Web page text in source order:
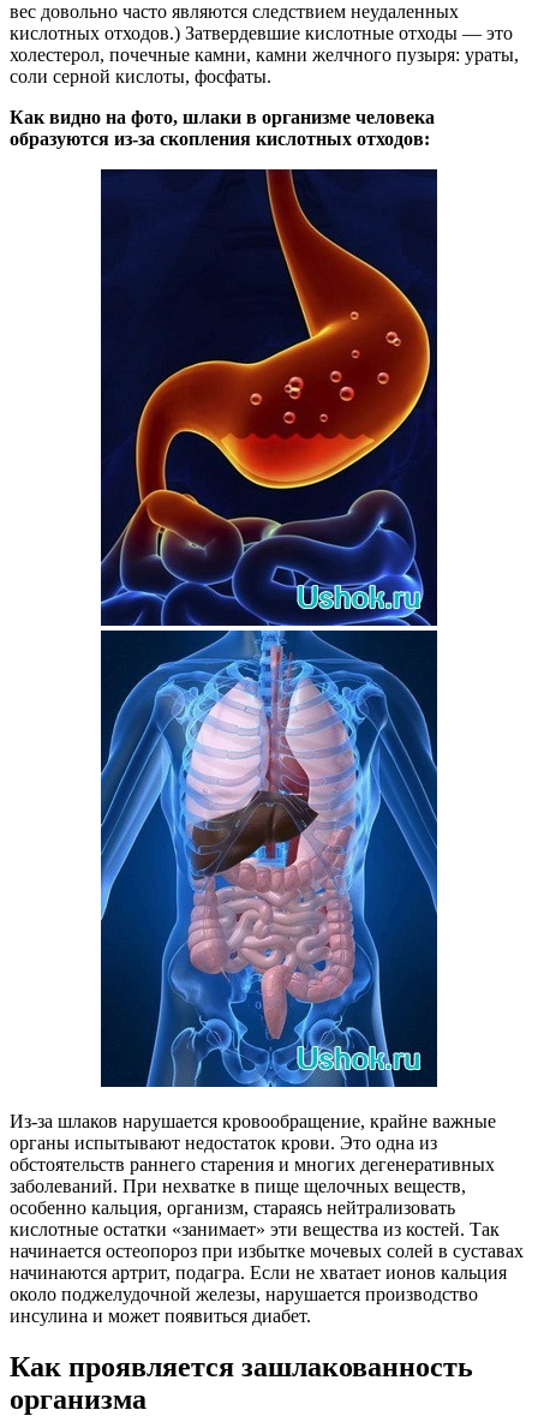
вес довольно часто являются следствием неудаленных
кислотных отходов.) Затвердевшие кислотные отходы — это
холестерол, почечные камни, камни желчного пузыря: ураты,
соли серной кислоты, фосфаты.
Как видно на фото, шлаки в организме человека
образуются из-за скопления кислотных отходов:
Из-за шлаков нарушается кровообращение, крайне важные
органы испытывают недостаток крови. Это одна из
обстоятельств раннего старения и многих дегенеративных
заболеваний. При нехватке в пище щелочных веществ,
особенно кальция, организм, стараясь нейтрализовать
кислотные остатки «занимает» эти вещества из костей. Так
начинается остеопороз при избытке мочевых солей в суставах
начинаются артрит, подагра. Если не хватает ионов кальция
около поджелудочной железы, нарушается производство
инсулина и может появиться диабет.
Как проявляется зашлакованность
организма